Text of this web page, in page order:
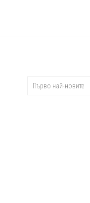
Първо най-новите